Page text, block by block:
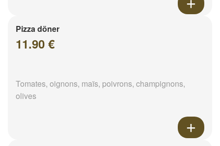
Pizza döner
11.90 €
Tomates, oignons, maïs, poivrons, champignons,
olives